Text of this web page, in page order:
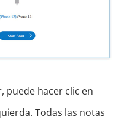
puede hacer clic en
Todas las notas